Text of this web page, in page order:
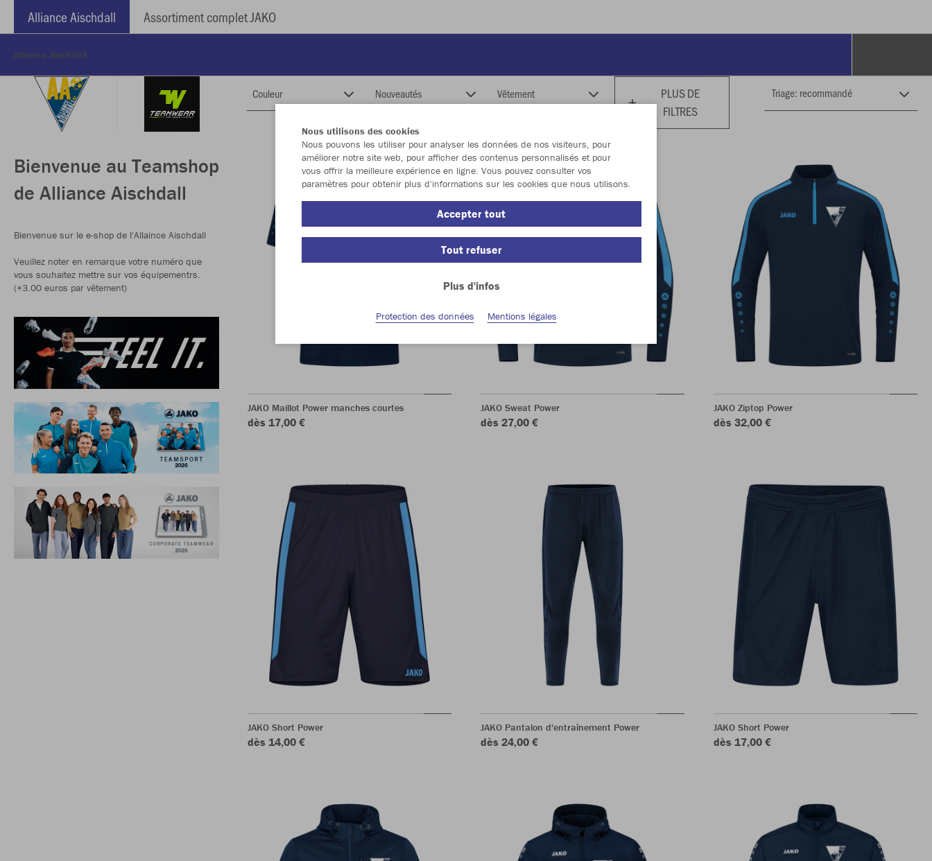
Alliance Aischdall Assortiment complet JAKO
Alliance Aischdall
Bienvenue au Teamshop
de Alliance Aischdall
Bienvenue sur le e-shop de l'Allaince Aischdall
Veuillez noter en remarque votre numéro que
vous souhaitez mettre sur vos équipementrs.
(+3.00 euros par vêtement)
Couleur Nouveautés Vêtement
PLUS DE
FILTRES
JAKO Maillot Power manches courtes
dès 17,00 €
JAKO Sweat Power
dès 27,00 €
JAKO Ziptop Power
dès 32,00 €
JAKO Short Power
dès 14,00 €
JAKO Pantalon d'entraînement Power
dès 24,00 €
JAKO Short Power
dès 17,00 €
Nous utilisons des cookies
Nous pouvons les utiliser pour analyser les données de nos visiteurs, pour
améliorer notre site web, pour afficher des contenus personnalisés et pour
vous offrir la meilleure expérience en ligne. Vous pouvez consulter vos
paramètres pour obtenir plus d'informations sur les cookies que nous utilisons.
Accepter tout
Tout refuser
Plus d'infos
Protection des données Mentions légales